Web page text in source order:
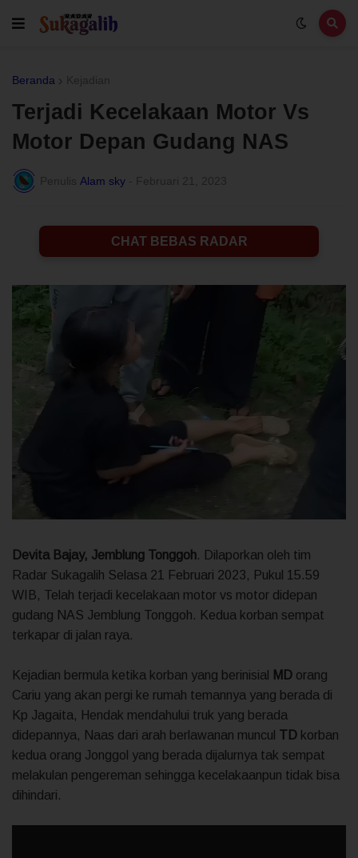
Beranda
Terjadi Kecelakaan Motor Vs
Motor Depan Gudang NAS
Alam sky
CHAT BEBAS RADAR
Devita Bajay, Jemblung Tonggoh. Dilaporkan oleh tim
Radar Sukagalih Selasa 21 Februari 2023, Pukul 15.59
WIB, Telah terjadi kecelakaan motor vs motor didepan
gudang NAS Jemblung Tonggoh. Kedua korban sempat
terkapar di jalan raya.
Kejadian bermula ketika korban yang berinisial MD orang
Cariu yang akan pergi ke rumah temannya yang berada di
Kp Jagaita, Hendak mendahului truk yang berada
didepannya, Naas dari arah berlawanan muncul TD korban
kedua orang Jonggol yang berada dijalurnya tak sempat
melakulan pengereman sehingga kecelakaanpun tidak bisa
dihindari.